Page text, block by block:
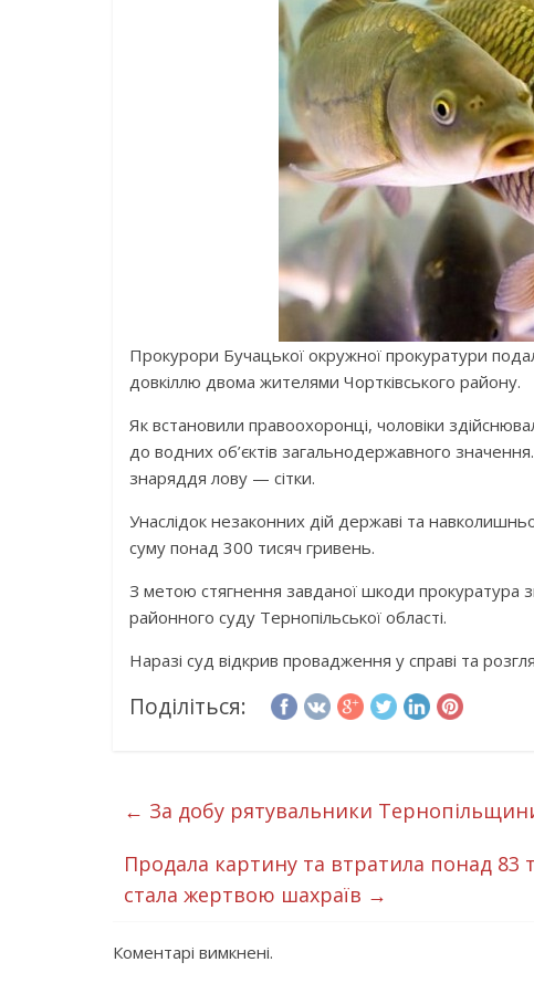
Прокурори Бучацької окружної прокуратури
довкіллю двома жителями Чортківського району.
Як встановили правоохоронці, чоловіки
до водних об’єктів загальнодержавного
знаряддя лову — сітки.
Унаслідок незаконних дій державі та
суму понад 300 тисяч гривень.
З метою стягнення завданої шкоди прокуратура
районного суду Тернопільської області.
Наразі суд відкрив провадження у справі та
Поділіться:
← За добу рятувальники
Продала картину та втратила понад
стала жертвою шахраїв →
Коментарі вимкнені.